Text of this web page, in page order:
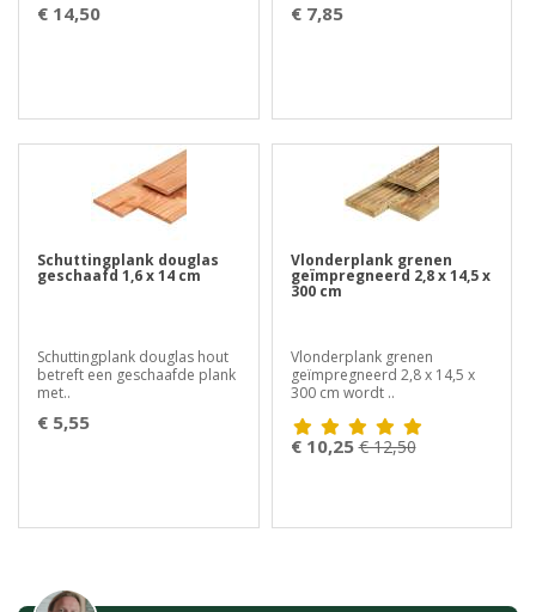
€ 14,50 € 7,85
Schuttingplank douglas
geschaafd 1,6 x 14 cm
Schuttingplank douglas hout
betreft een geschaafde plank
met..
€ 5,55
Vlonderplank grenen
geïmpregneerd 2,8 x 14,5 x
300 cm
Vlonderplank grenen
geïmpregneerd 2,8 x 14,5 x
300 cm wordt ..
€ 10,25 € 12,50